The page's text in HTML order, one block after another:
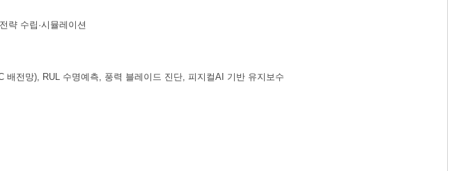
략 수립·시뮬레이션
배전망), RUL 수명예측, 풍력 블레이드 진단, 피지컬AI 기반 유지보수